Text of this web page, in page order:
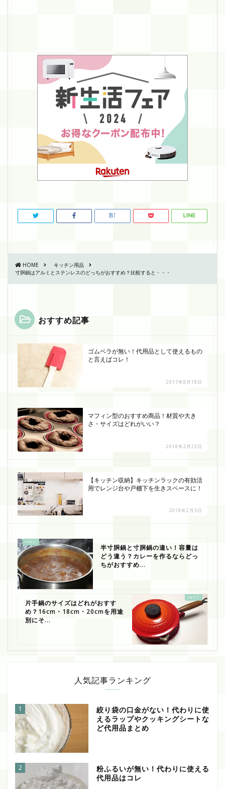
HOME
キッチン用品
寸胴鍋はアルミとステンレスのどっちがおすすめ？比較すると・・・
おすすめ記事
ゴムベラが無い！代用品として使えるもの
と言えばコレ！
2017年8月18日
マフィン型のおすすめ商品！材質や大き
さ・サイズはどれがいい？
2018年2月23日
【キッチン収納】キッチンラックの有効活
用でレンジ台や戸棚下を生きスペースに！
2018年2月5日
半寸胴鍋と寸胴鍋の違い！容量は
どう違う？カレーを作るならどっ
ちがおすすめ...
片手鍋のサイズはどれがおすす
め？16cm・18cm・20cmを用途
別にそ...
人気記事ランキング
1
絞り袋の口金がない！代わりに使
えるラップやクッキングシートな
ど代用品まとめ
2
粉ふるいが無い！代わりに使える
代用品はコレ